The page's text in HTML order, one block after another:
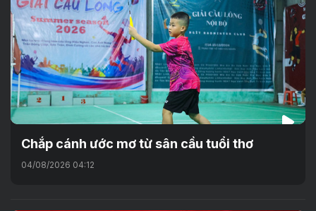
Chắp cánh ước mơ từ sân cầu tuổi thơ
04/08/2026 04:12